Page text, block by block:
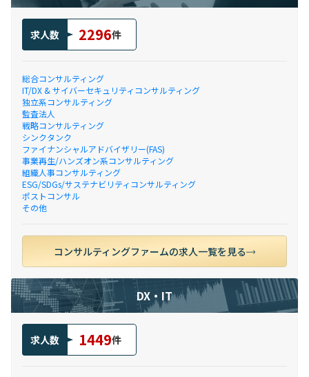
求人数 2296件
総合コンサルティング
IT/DX & サイバーセキュリティコンサルティング
独立系コンサルティング
監査法人
戦略コンサルティング
シンクタンク
ファイナンシャルアドバイザリー(FAS)
事業再生/ハンズオン系コンサルティング
組織人事コンサルティング
ESG/SDGs/サステナビリティコンサルティング
ポストコンサル
その他
コンサルティングファームの求人一覧を見る
DX・IT
求人数 1449件